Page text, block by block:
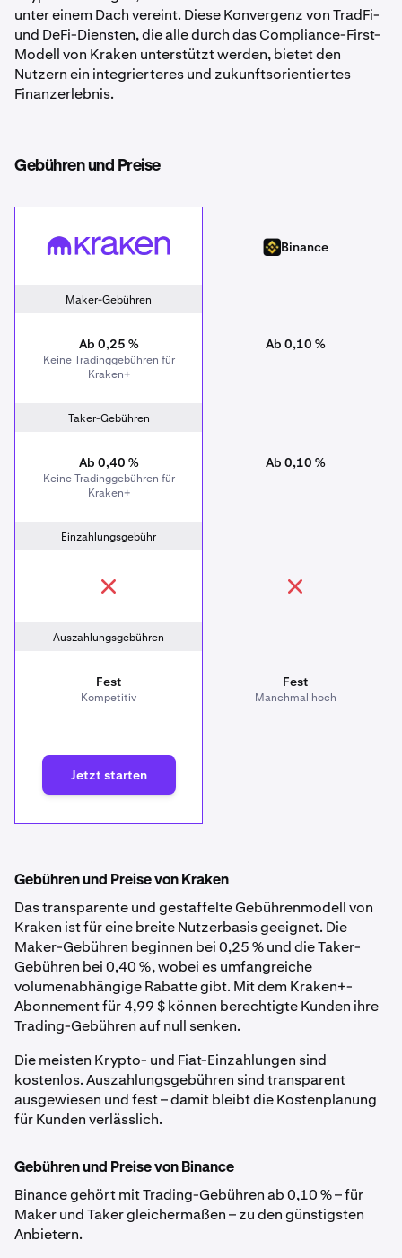
unter einem Dach vereint. Diese Konvergenz von TradFi-
und DeFi-Diensten, die alle durch das Compliance-First-
Modell von Kraken unterstützt werden, bietet den
Nutzern ein integrierteres und zukunftsorientiertes
Finanzerlebnis.
Gebühren und Preise
Kraken Binance
Binance
Maker-Gebühren
Ab 0,25 %
Keine Tradinggebühren für
Kraken+
Ab 0,10 %
Taker-Gebühren
Ab 0,40 %
Keine Tradinggebühren für
Kraken+
Ab 0,10 %
Einzahlungsgebühr
Auszahlungsgebühren
Fest
Kompetitiv
Fest
Manchmal hoch
Jetzt starten
Gebühren und Preise von Kraken
Das transparente und gestaffelte Gebührenmodell von
Kraken ist für eine breite Nutzerbasis geeignet. Die
Maker-Gebühren beginnen bei 0,25 % und die Taker-
Gebühren bei 0,40 %, wobei es umfangreiche
volumenabhängige Rabatte gibt. Mit dem Kraken+-
Abonnement für 4,99 $ können berechtigte Kunden ihre
Trading-Gebühren auf null senken.
Die meisten Krypto- und Fiat-Einzahlungen sind
kostenlos. Auszahlungsgebühren sind transparent
ausgewiesen und fest – damit bleibt die Kostenplanung
für Kunden verlässlich.
Gebühren und Preise von Binance
Binance gehört mit Trading-Gebühren ab 0,10 % – für
Maker und Taker gleichermaßen – zu den günstigsten
Anbietern.